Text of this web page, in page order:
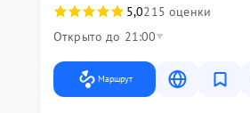
5,0215 оценки
Открыто до 21:00
Маршрут